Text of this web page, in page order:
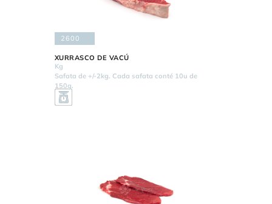
2600
XURRASCO DE VACÚ
Kg
Safata de +/-2kg. Cada safata conté 10u de
150g.